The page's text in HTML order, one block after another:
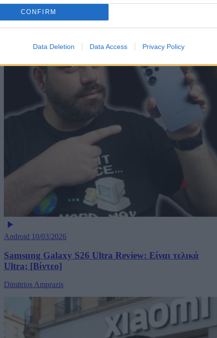
CONFIRM
Data Deletion Data Access Privacy Policy
Android 10/03/2026
Samsung Galaxy S26 Ultra Review: Είναι τελικά
Ultra; [Βίντεο]
Dimitrios Amprazis